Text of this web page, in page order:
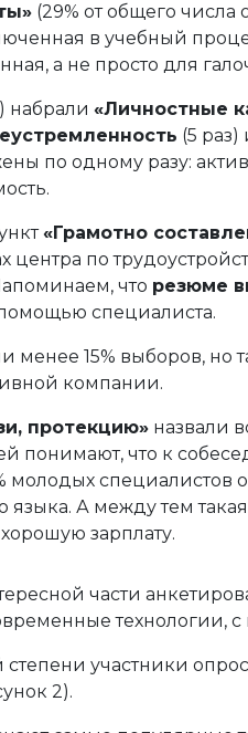
(29% от общего числа
в учебный
а не просто для
набрали «Личностные
(5 раз)
по одному разу:
«Грамотно
центра по
что резюме
помощью специалиста.
менее 15% выборов, но
компании.
протекцию» назвали
понимают, что к
молодых специалистов
языка. А между тем
зарплату.
части
технологии,
участники
2).